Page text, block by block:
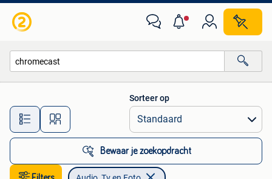
Alle afstanden…
Sorteer op
Bewaar je zoekopdracht